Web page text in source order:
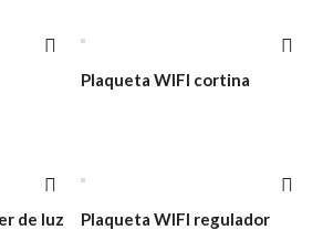
Plaqueta WIFI cortina
de luz
Plaqueta WIFI regulador